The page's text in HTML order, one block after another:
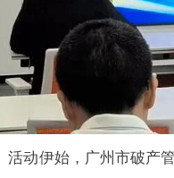
活动伊始，广州市破产